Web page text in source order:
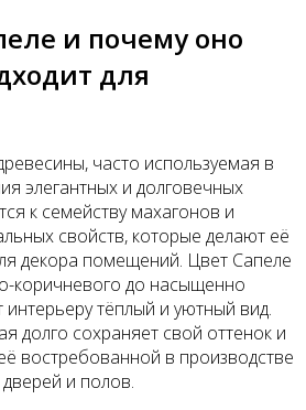
и почему оно
для
часто используемая в
элегантных и долговечных
к семейству махагонов и
свойств, которые делают её
декора помещений. Цвет Сапеле
коричневого до насыщенно
интерьеру тёплый и уютный вид.
долго сохраняет свой оттенок и
её востребованной в производстве
и полов.